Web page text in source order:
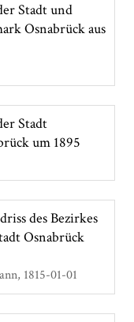
Stadt und
Osnabrück aus
Stadt
um 1895
des Bezirkes
Osnabrück
1815-01-01